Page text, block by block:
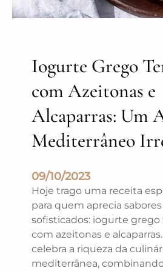
Iogurte Grego
com Azeitonas e
Alcaparras: Um
Mediterrâneo
09/10/2023
Hoje trago uma receita
para quem aprecia
sofisticados: iogurte
com azeitonas e
celebra a riqueza da
mediterrânea,